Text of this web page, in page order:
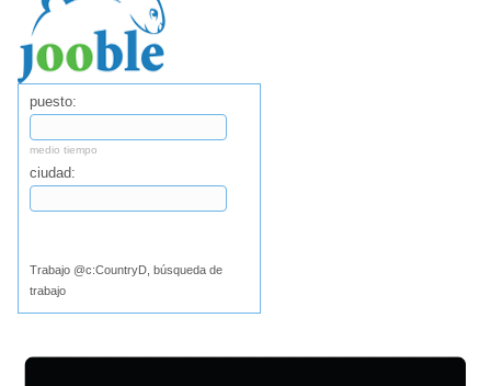
puesto:
medio tiempo
ciudad:
Trabajo @c:CountryD, búsqueda de
trabajo